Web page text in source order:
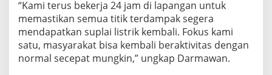
“Kami terus bekerja 24 jam di lapangan untuk
memastikan semua titik terdampak segera
mendapatkan suplai listrik kembali. Fokus kami
satu, masyarakat bisa kembali beraktivitas dengan
normal secepat mungkin,” ungkap Darmawan.